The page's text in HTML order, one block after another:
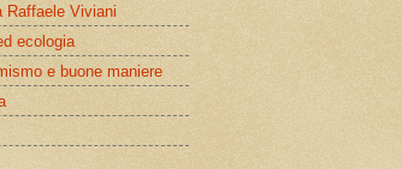
Raffaele Viviani
ecologia
e buone maniere